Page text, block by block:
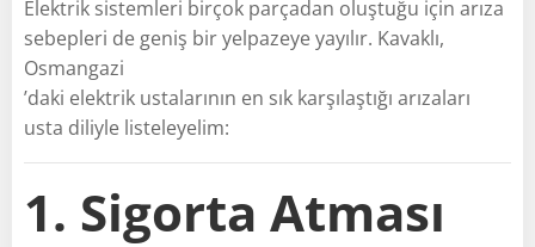
Elektrik sistemleri birçok parçadan oluştuğu için arıza
sebepleri de geniş bir yelpazeye yayılır. Kavaklı,
Osmangazi
’daki elektrik ustalarının en sık karşılaştığı arızaları
usta diliyle listeleyelim:
1. Sigorta Atması